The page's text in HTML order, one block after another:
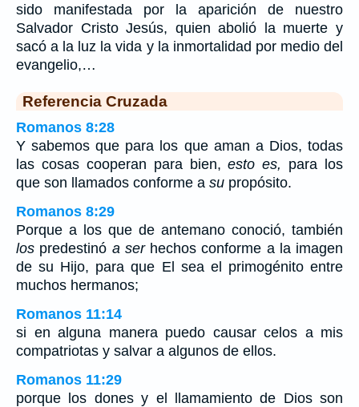
sido manifestada por la aparición de nuestro
Salvador Cristo Jesús, quien abolió la muerte y
sacó a la luz la vida y la inmortalidad por medio del
evangelio,…
Referencia Cruzada
Romanos 8:28
Y sabemos que para los que aman a Dios, todas
las cosas cooperan para bien,esto es, para los
que son llamados conforme a su propósito.
Romanos 8:29
Porque a los que de antemano conoció, también
los predestinó a serhechos conforme a la imagen
de su Hijo, para que El sea el primogénito entre
muchos hermanos;
Romanos 11:14
si en alguna manera puedo causar celos a mis
compatriotas y salvar a algunos de ellos.
Romanos 11:29
porque los dones y el llamamiento de Dios son